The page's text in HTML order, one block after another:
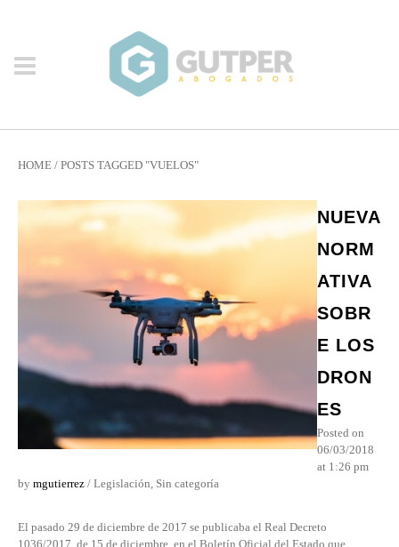
HOME / POSTS TAGGED "VUELOS"
NUEVA
NORM
ATIVA
SOBR
E LOS
DRON
ES
Posted on
06/03/2018
at 1:26 pm
by mgutierrez / Legislación, Sin categoría
El pasado 29 de diciembre de 2017 se publicaba el Real Decreto
1036/2017, de 15 de diciembre, en el Boletín Oficial del Estado que